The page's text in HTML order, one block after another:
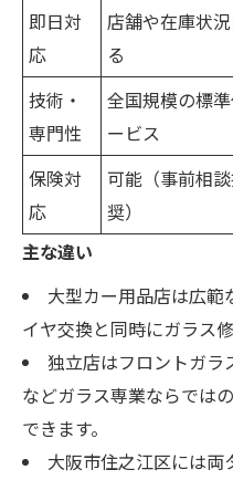
即日対
応
店舗や在庫状
る
技術・
専門性
全国規模の標
ービス
保険対
応
可能（事前相
奨）
主な違い
大型カー用品店は広範
イヤ交換と同時にガラス
独立店はフロントガラ
などガラス専業ならでは
できます。
大阪市住之江区には両